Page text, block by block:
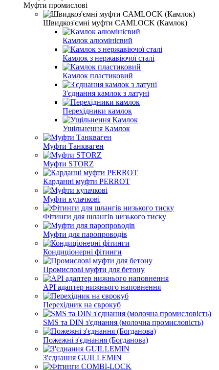
Муфти промислові
Швидкоз'ємні муфти CAMLOCK (Камлок)
Камлок алюмінієвий
Камлок з нержавіючої сталі
Камлок пластиковий
З'єднання камлок з латуні
Перехідники камлок
Ущільнення Камлок
Муфти Танкваген
Муфти STORZ
Карданні муфти PERROT
Муфти кулачкові
Фітинги для шлангів низького тиску
Муфти для паропроводів
Кондиціонерні фітинги
Промислові муфти для бетону
API адаптер нижнього наповнення
Перехідник на єврокуб
SMS та DIN з'єднання (молочна промисловість)
Пожежні з'єднання (Богданова)
З'єднання GUILLEMIN